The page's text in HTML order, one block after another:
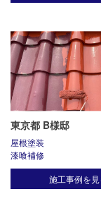
東京都 B様邸
屋根塗装
漆喰補修
施工事例を見